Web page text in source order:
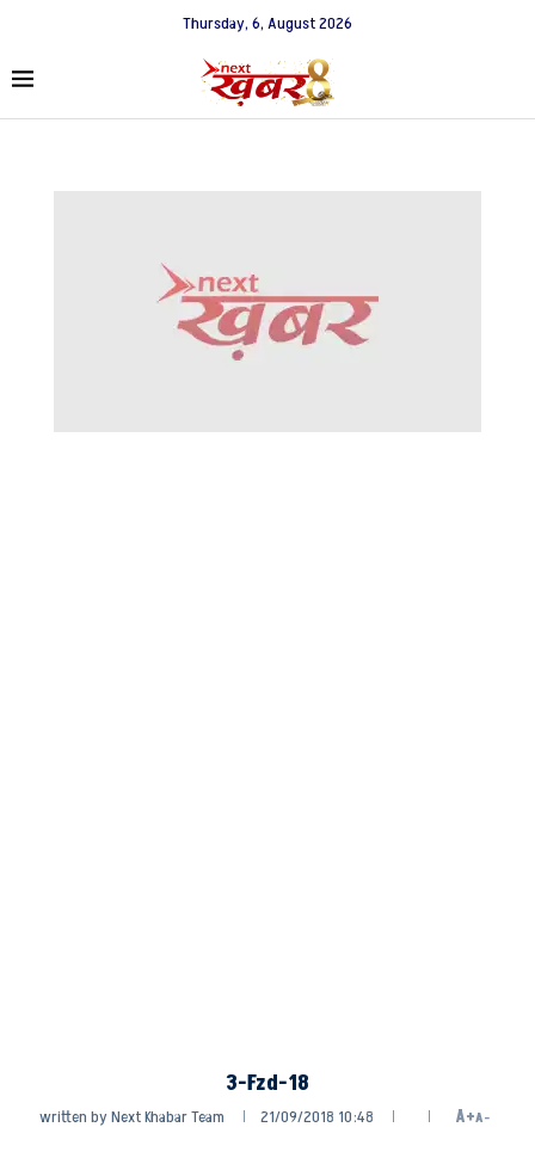
Thursday, 6, August 2026
3-Fzd-18
written byNext Khabar Team 21/09/2018 10:48 A+A-